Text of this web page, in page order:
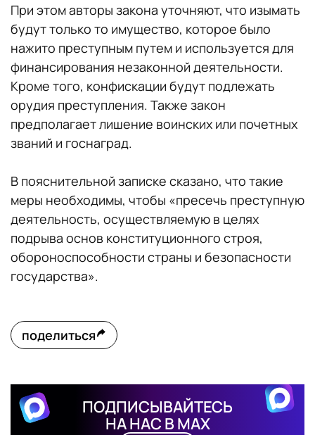
При этом авторы закона уточняют, что изымать
будут только то имущество, которое было
нажито преступным путем и используется для
финансирования незаконной деятельности.
Кроме того, конфискации будут подлежать
орудия преступления. Также закон
предполагает лишение воинских или почетных
званий и госнаград.
В пояснительной записке сказано, что такие
меры необходимы, чтобы «пресечь преступную
деятельность, осуществляемую в целях
подрыва основ конституционного строя,
обороноспособности страны и безопасности
государства».
поделиться
ПОДПИСЫВАЙТЕСЬ
НА НАС В MAX